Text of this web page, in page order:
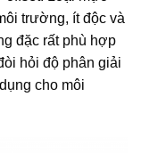
trường, ít độc và
đặc rất phù hợp
hỏi độ phân giải
cho môi